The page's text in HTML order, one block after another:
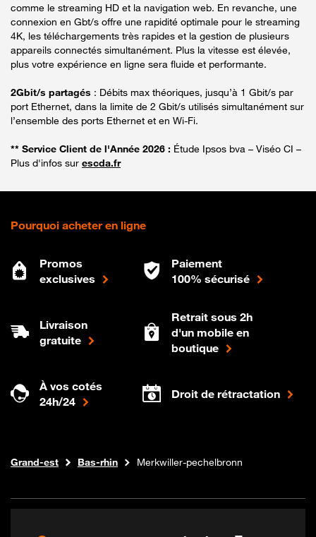
comme le streaming HD et la navigation web. En revanche, une
connexion en Gbt/s offre une rapidité optimale pour le streaming
4K, les téléchargements très rapides et la gestion de plusieurs
appareils connectés simultanément. Plus la vitesse est élevée,
plus votre expérience en ligne sera fluide et performante.
2Gbit/s partagés : Débits max théoriques, jusqu’à 1 Gbit/s par
port Ethernet, dans la limite de 2 Gbit/s utilisés simultanément sur
l’ensemble des ports Ethernet et en Wi-Fi.
** Service Client de l'Année 2026 : Étude Ipsos bva – Viséo CI –
Plus d'infos sur escda.fr
Pourquoi acheter en ligne
Promos
exclusives
Paiement
100% sécurisé
Livraison
gratuite
Retrait sous 2h
d'un mobile en
boutique
À vos cotés
24h/24
Droit de rétractation
Boutique Orange
Internet fibre
Grand-est Bas-rhin Merkwiller-pechelbronn